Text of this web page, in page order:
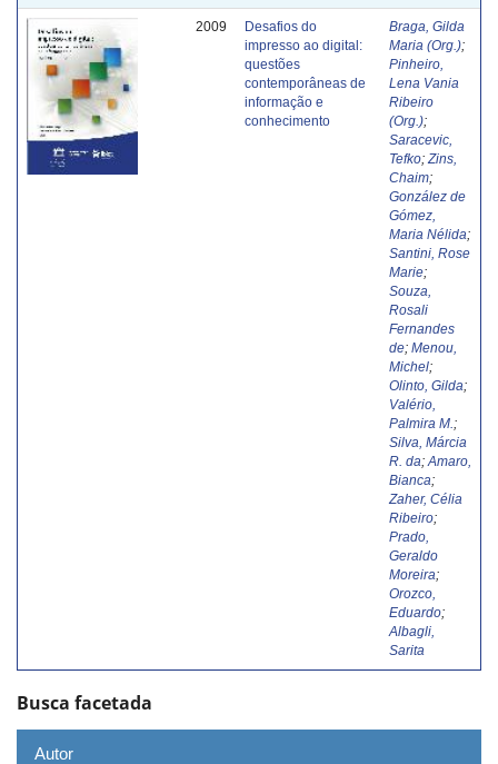
2009
Desafios do
impresso ao digital:
questões
contemporâneas de
informação e
conhecimento
Braga, Gilda
Maria (Org.);
Pinheiro,
Lena Vania
Ribeiro
(Org.);
Saracevic,
Tefko; Zins,
Chaim;
González de
Gómez,
Maria Nélida;
Santini, Rose
Marie;
Souza,
Rosali
Fernandes
de; Menou,
Michel;
Olinto, Gilda;
Valério,
Palmira M. ;
Silva, Márcia
R. da; Amaro,
Bianca;
Zaher, Célia
Ribeiro;
Prado,
Geraldo
Moreira;
Orozco,
Eduardo;
Albagli,
Sarita
Busca facetada
Autor